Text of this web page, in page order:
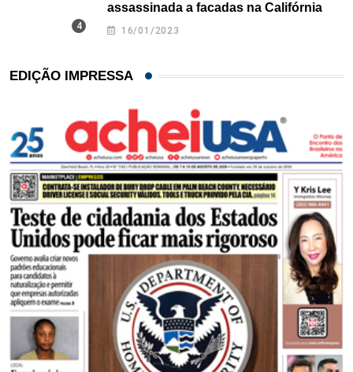
assassinada a facadas na Califórnia
16/01/2023
EDIÇÃO IMPRESSA